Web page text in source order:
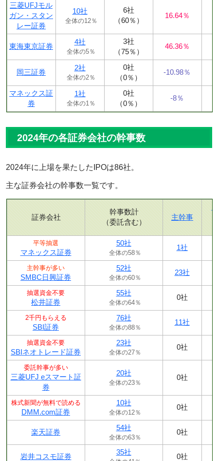
三菱UFJモル
ガン・スタン
レー証券
10社
全体の12％
6社
（60％）
16.64％
東海東京証券
4社
全体の5％
3社
（75％）
46.36％
岡三証券
2社
全体の2％
0社
（0％）
-10.98％
マネックス証
券
1社
全体の1％
0社
（0％）
-8％
2024年の各証券会社の幹事数
2024年に上場を果たしたIPOは86社。
主な証券会社の幹事数一覧です。
証券会社
幹事数計
（委託含む）
主幹事
平等抽選
マネックス証券
50社
全体の58％
1社
主幹事が多い
SMBC日興証券
52社
全体の60％
23社
抽選資金不要
松井証券
55社
全体の64％
0社
2千円もらえる
SBI証券
76社
全体の88％
11社
抽選資金不要
SBIネオトレード証券
23社
全体の27％
0社
委託幹事が多い
三菱UFJ eスマート証
券
20社
全体の23％
0社
株式新聞が無料で読める
DMM.com証券
10社
全体の12％
0社
楽天証券
54社
全体の63％
0社
岩井コスモ証券
35社
0社